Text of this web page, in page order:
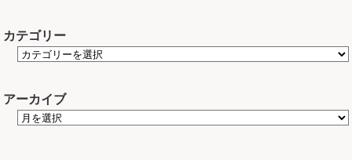
カテゴリー
アーカイブ